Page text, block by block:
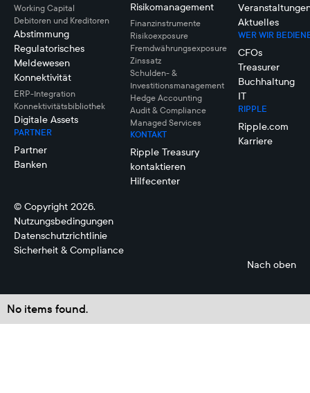
Working Capital
Debitoren und Kreditoren
Abstimmung
Regulatorisches
Meldewesen
Konnektivität
ERP-Integration
Konnektivitätsbibliothek
Digitale Assets
PARTNER
Partner
Banken
Risikomanagement
Finanzinstrumente
Risikoexposure
Fremdwährungsexposure
Zinssatz
Schulden- &
Investitionsmanagement
Hedge Accounting
Audit & Compliance
Managed Services
KONTAKT
Ripple Treasury
kontaktieren
Hilfecenter
Aktuelles
WER WIR
CFOs
Treasurer
Buchhaltung
IT
RIPPLE
Ripple.com
Karriere
© Copyright 2026.
Nutzungsbedingungen
Datenschutzrichtlinie
Sicherheit & Compliance
Nach oben
No items found.